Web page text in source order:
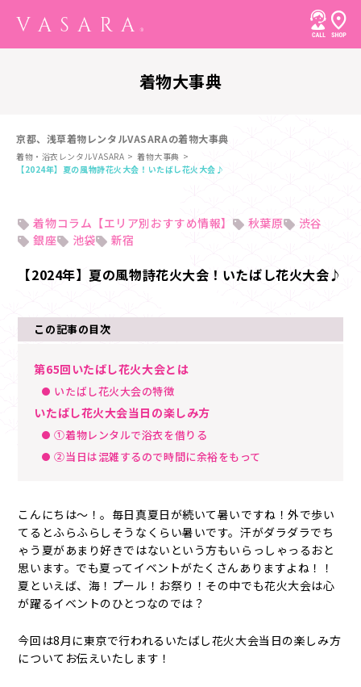
着物大事典
京都、浅草着物レンタルVASARAの着物大事典
着物・浴衣レンタルVASARA
着物大事典
【2024年】夏の風物詩花火大会！いたばし花火大会♪
着物コラム【エリア別おすすめ情報】 秋葉原
渋谷
銀座
池袋 新宿
【2024年】夏の風物詩花火大会！いたばし花火大会♪
この記事の目次
第65回いたばし花火大会とは
いたばし花火大会の特徴
いたばし花火大会当日の楽しみ方
①着物レンタルで浴衣を借りる
②当日は混雑するので時間に余裕をもって
こんにちは～！。毎日真夏日が続いて暑いですね！外で歩い
てるとふらふらしそうなくらい暑いです。汗がダラダラでち
ゃう夏があまり好きではないという方もいらっしゃっるおと
思います。でも夏ってイベントがたくさんありますよね！！
夏といえば、海！プール！お祭り！その中でも花火大会は心
が躍るイベントのひとつなのでは？
今回は8月に東京で行われるいたばし花火大会当日の楽しみ方
についてお伝えいたします！